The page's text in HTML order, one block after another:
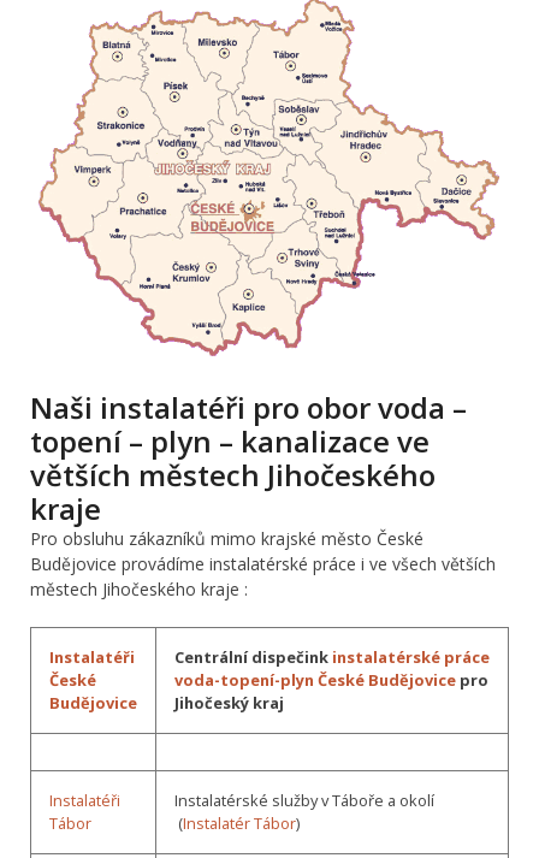
Naši instalatéři pro obor voda –
topení – plyn – kanalizace ve
větších městech Jihočeského
kraje
Pro obsluhu zákazníků mimo krajské město České
Budějovice provádíme instalatérské práce i ve všech větších
městech Jihočeského kraje :
Instalatéři
České
Budějovice
Centrální dispečink instalatérské práce
voda-topení-plyn České Budějovice pro
Jihočeský kraj
Instalatéři
Tábor
Instalatérské služby v Táboře a okolí
(Instalatér Tábor)